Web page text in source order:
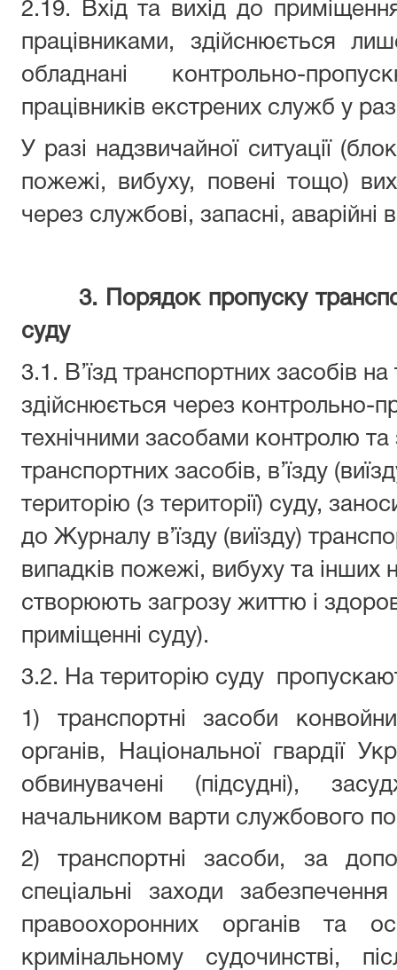
2.19. Вхід та вихід до
працівниками, здійснюється
обладнані контрольно-
працівників екстрених служб у
У разі надзвичайної ситуації
пожежі, вибуху, повені тощо)
через службові, запасні, аварійні
3.
Порядок пропуску
суду
3.1. В’їзд транспортних засобів
здійснюється через контрольно-
технічними засобами контролю
транспортних засобів, в’їзду
територію (з території) суду,
до Журналу в’їзду (виїзду)
випадків пожежі, вибуху та інших
створюють загрозу життю і
приміщенні суду).
3.2. На територію суду
1) транспортні засоби
органів, Національної гвардії
обвинувачені (підсудні),
начальником варти службового
2) транспортні засоби, за
спеціальні заходи
правоохоронних органів та
кримінальному судочинстві,